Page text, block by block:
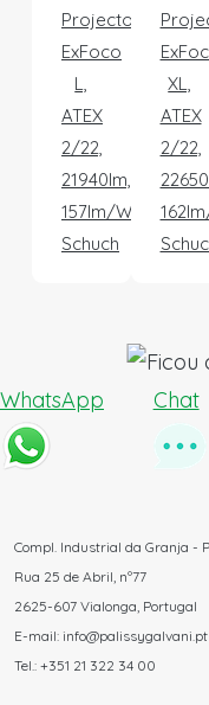
Projector
ExFoco
L,
ATEX
2/22,
21940lm,
157lm/W
Schuch
XL,
ATEX
2/22,
WhatsApp Chat
Compl. Industrial da Granja -
Rua 25 de Abril, nº77
2625-607 Vialonga, Portugal
E-mail: info@palissygalvani.pt
Tel.: +351 21 322 34 00